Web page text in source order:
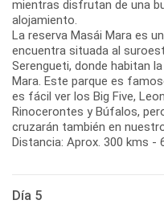
mientras disfrutan de una
alojamiento.
La reserva Masái Mara es
encuentra situada al
Serengueti, donde habitan
Mara. Este parque es
es fácil ver los Big Five,
Rinocerontes y Búfalos,
cruzarán también en
Distancia: Aprox. 300 kms -
Día 5